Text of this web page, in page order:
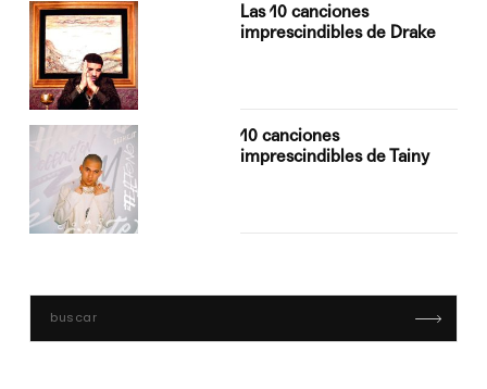
Las 10 canciones
imprescindibles de Drake
10 canciones
imprescindibles de Tainy